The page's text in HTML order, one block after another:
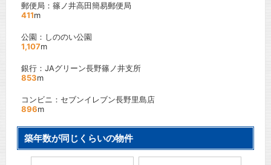
郵便局：篠ノ井高田簡易郵便局
411m
公園：しののい公園
1,107m
銀行：JAグリーン長野篠ノ井支所
853m
コンビニ：セブンイレブン長野里島店
896m
築年数が同じくらいの物件